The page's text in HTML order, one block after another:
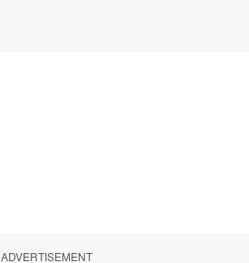
ADVERTISEMENT